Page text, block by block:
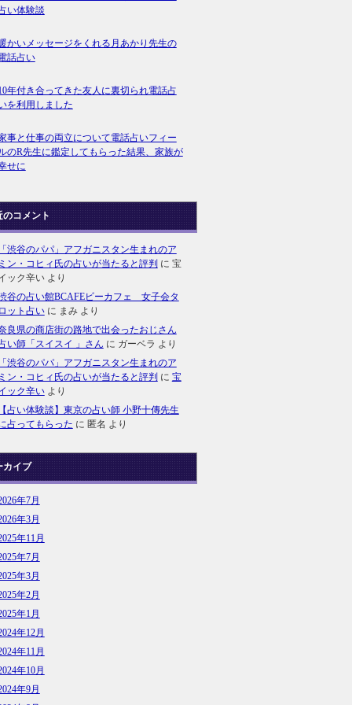
い体験談
かいメッセージをくれる月あかり先生の
話占い
年付き合ってきた友人に裏切られ電話占
を利用しました
事と仕事の両立について電話占いフィー
のR先生に鑑定してもらった結果、家族が
せに
のコメント
渋谷のパパ」アフガニスタン生まれのア
ン・コヒィ氏の占いが当たると評判 に 宝
ック辛いより
谷の占い館BCAFEビーカフェ 女子会タ
ット占いに まみより
良県の商店街の路地で出会ったおじさん
い師「スイスイ 」さん に ガーベラ より
渋谷のパパ」アフガニスタン生まれのア
ン・コヒィ氏の占いが当たると評判 に 宝
ック辛いより
占い体験談】東京の占い師 小野十傳先生
占ってもらった に 匿名 より
カイブ
年7月
年3月
年11月
年7月
年3月
年2月
年1月
年12月
年11月
年10月
年9月